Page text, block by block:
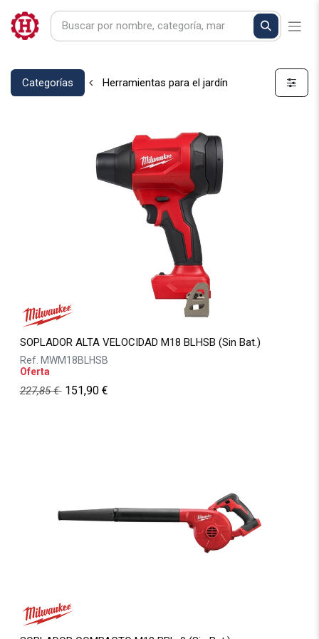
Categorías Herramientas para el jardín
SOPLADOR ALTA VELOCIDAD M18 BLHSB (Sin Bat.)
Ref. MWM18BLHSB
Oferta
227,85€ 151,90€